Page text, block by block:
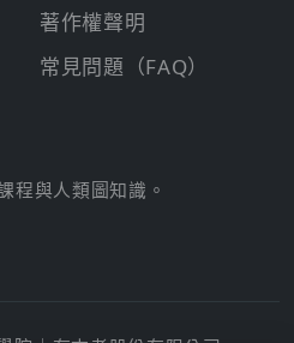
著作權聲明
常見問題（FAQ）
程與人類圖知識。